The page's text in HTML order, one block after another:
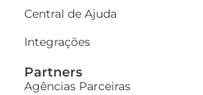
Central de Ajuda
Integrações
Partners
Agências Parceiras